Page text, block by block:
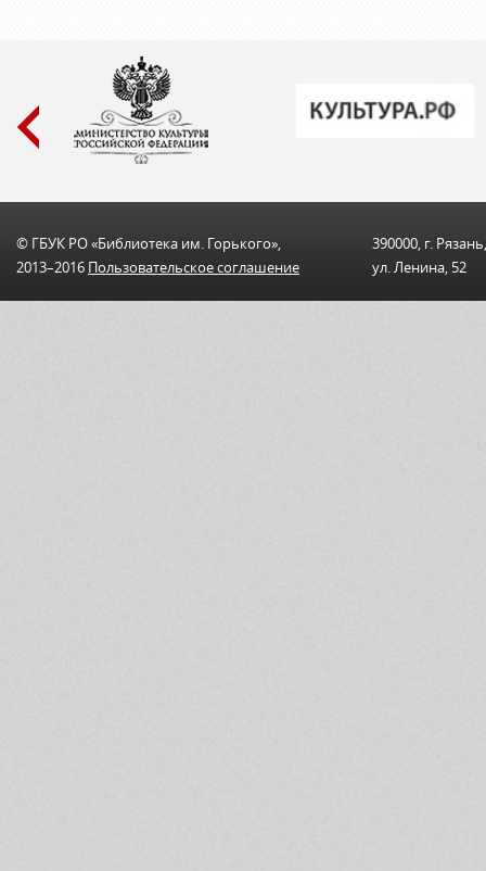
© ГБУК РО «Библиотека им. Горького»,
2013–2016 Пользовательскоe соглашениe
390000, г. Рязань,
ул. Ленина, 52